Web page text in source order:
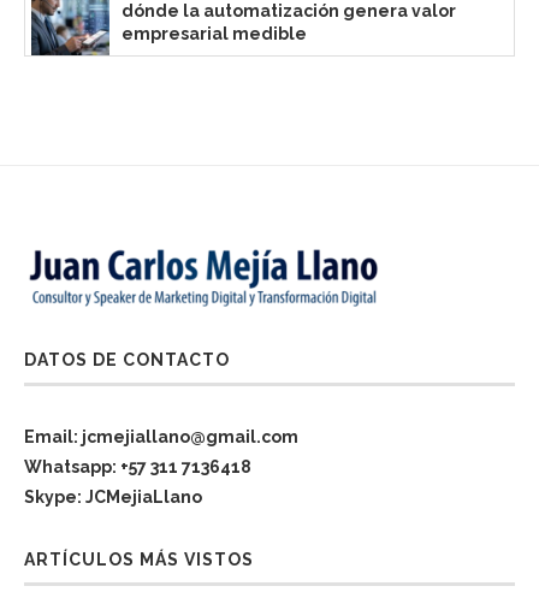
dónde la automatización genera valor
empresarial medible
DATOS DE CONTACTO
Email: jcmejiallano@gmail.com
Whatsapp: +57 311 7136418
Skype: JCMejiaLlano
ARTÍCULOS MÁS VISTOS